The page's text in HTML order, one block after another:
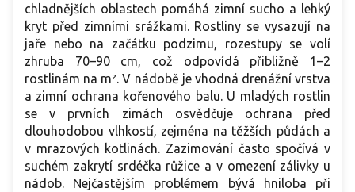
chladnějších oblastech pomáhá zimní sucho a lehký
kryt před zimními srážkami. Rostliny se vysazují na
jaře nebo na začátku podzimu, rozestupy se volí
zhruba 70–90 cm, což odpovídá přibližně 1–2
rostlinám na m². V nádobě je vhodná drenážní vrstva
a zimní ochrana kořenového balu. U mladých rostlin
se v prvních zimách osvědčuje ochrana před
dlouhodobou vlhkostí, zejména na těžších půdách a
v mrazových kotlinách. Zazimování často spočívá v
suchém zakrytí srdéčka růžice a v omezení zálivky u
nádob. Nejčastějším problémem bývá hniloba při